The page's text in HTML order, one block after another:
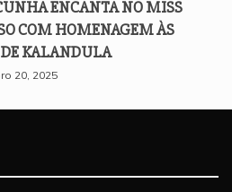
ENCANTA NO MISS
COM HOMENAGEM ÀS
DE KALANDULA
20, 2025